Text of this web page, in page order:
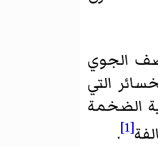
الجوي
التي
الضخمة
[1]
.